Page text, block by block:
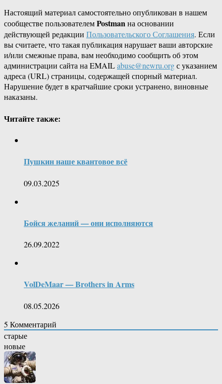
Настоящий материал самостоятельно опубликован в нашем
сообществе пользователемPostmanна основании
действующей редакции Пользовательского Соглашения. Если
вы считаете, что такая публикация нарушает ваши авторские
и/или смежные права, вам необходимо сообщить об этом
администрации сайта на EMAILabuse@newru.orgс указанием
адреса (URL) страницы, содержащей спорный материал.
Нарушение будет в кратчайшие сроки устранено, виновные
наказаны.
Читайте также:
Пушкин наше квантовое всё
09.03.2025
Бойся желаний — они исполняются
26.09.2022
VolDeMaar — Brothers in Arms
08.05.2026
5 Комментарий
старые
новые